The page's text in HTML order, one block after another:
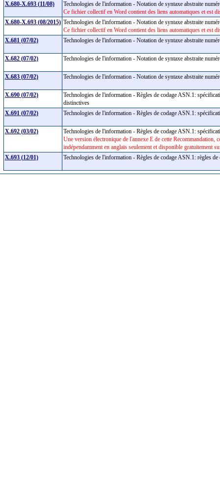
X.680-X.693 (11/08)
Technologies de l'information - Notation de syntaxe abstraite
Ce fichier collectif en Word contient des liens automatiques et est
X.680-X.693 (08/2015) Technologies de l'information - Notation de syntaxe abstraite
Ce fichier collectif en Word contient des liens automatiques et est
X.681 (07/02)
Technologies de l'information - Notation de syntaxe abstraite
X.682 (07/02) Technologies de l'information - Notation de syntaxe abstraite
X.683 (07/02) Technologies de l'information - Notation de syntaxe abstraite
X.690 (07/02)
Technologies de l'information - Règles de codage ASN.1:
distinctives
X.691 (07/02)
Technologies de l'information - Règles de codage ASN.1:
X.692 (03/02)
Technologies de l'information - Règles de codage ASN.1:
Une version électronique de l'annexe E de cette
indépendamment en anglais seulement et disponible gratuitement
X.693 (12/01)
Technologies de l'information - Règles de codage ASN.1: règles